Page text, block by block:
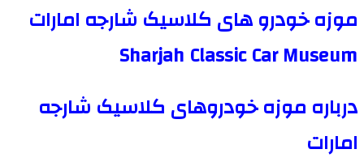
موزه خودرو های کلاسیک شارجه امارات
Sharjah Classic Car Museum
درباره موزه خودروهای کلاسیک شارجه
امارات